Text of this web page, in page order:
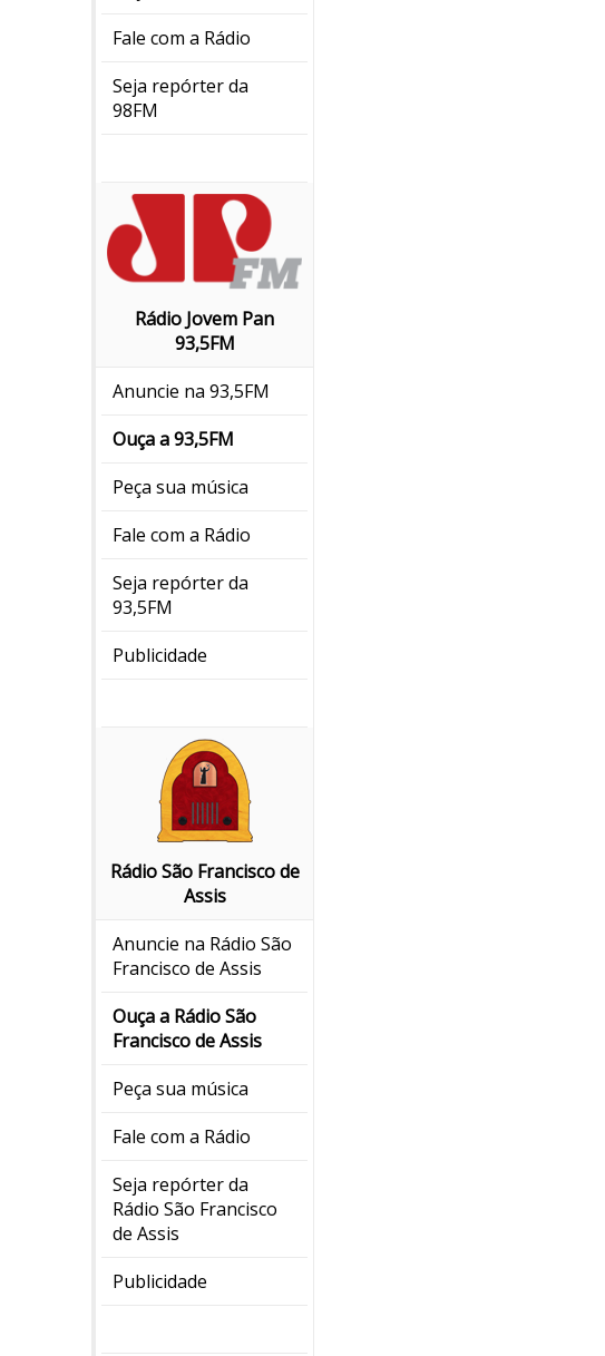
Fale com a Rádio
Seja repórter da
98FM
Rádio Jovem Pan
93,5FM
Anuncie na 93,5FM
Ouça a 93,5FM
Peça sua música
Fale com a Rádio
Seja repórter da
93,5FM
Publicidade
Rádio São Francisco de
Assis
Anuncie na Rádio São
Francisco de Assis
Ouça a Rádio São
Francisco de Assis
Peça sua música
Fale com a Rádio
Seja repórter da
Rádio São Francisco
de Assis
Publicidade